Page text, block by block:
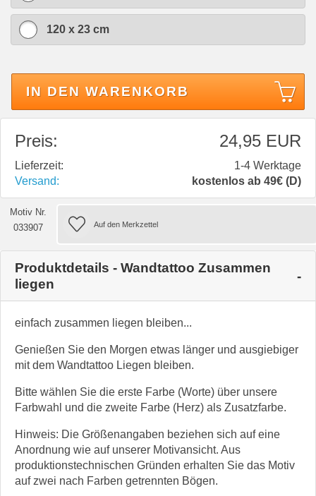
120 x 23 cm
IN DEN WARENKORB
Preis: 24,95 EUR
Lieferzeit:
1-4 Werktage
Versand:
kostenlos ab 49€ (D)
Motiv Nr.
033907
Produktdetails - Wandtattoo Zusammen
liegen
einfach zusammen liegen bleiben...
Genießen Sie den Morgen etwas länger und ausgiebiger
mit dem Wandtattoo Liegen bleiben.
Bitte wählen Sie die erste Farbe (Worte) über unsere
Farbwahl und die zweite Farbe (Herz) als Zusatzfarbe.
Hinweis: Die Größenangaben beziehen sich auf eine
Anordnung wie auf unserer Motivansicht. Aus
produktionstechnischen Gründen erhalten Sie das Motiv
auf zwei nach Farben getrennten Bögen.